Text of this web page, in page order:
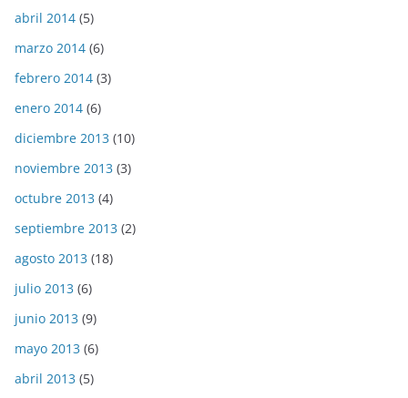
abril 2014 (5)
marzo 2014 (6)
febrero 2014 (3)
enero 2014 (6)
diciembre 2013 (10)
noviembre 2013 (3)
octubre 2013 (4)
septiembre 2013 (2)
agosto 2013 (18)
julio 2013 (6)
junio 2013 (9)
mayo 2013 (6)
abril 2013 (5)